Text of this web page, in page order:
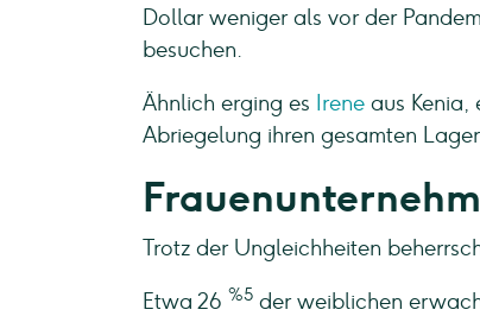
Dollar weniger als vor der
besuchen.
Ähnlich erging es Irene aus Kenia,
Abriegelung ihren gesamten
Trotz der Ungleichheiten
Etwa 26 %5 der weiblichen